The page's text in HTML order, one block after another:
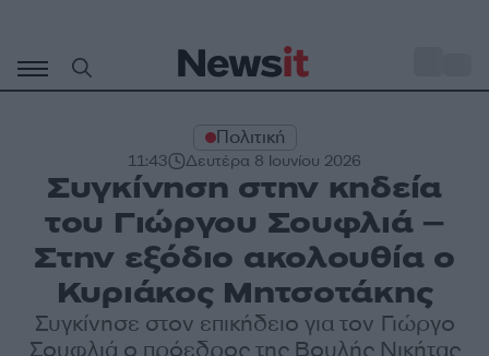
περιεχόμενο
Πολιτική
11:43 Δευτέρα 8 Ιουνίου 2026
Συγκίνηση στην κηδεία
του Γιώργου Σουφλιά –
Στην εξόδιο ακολουθία ο
Κυριάκος Μητσοτάκης
Συγκίνησε στον επικήδειο για τον Γιώργο
Σουφλιά ο πρόεδρος της Βουλής Νικήτας